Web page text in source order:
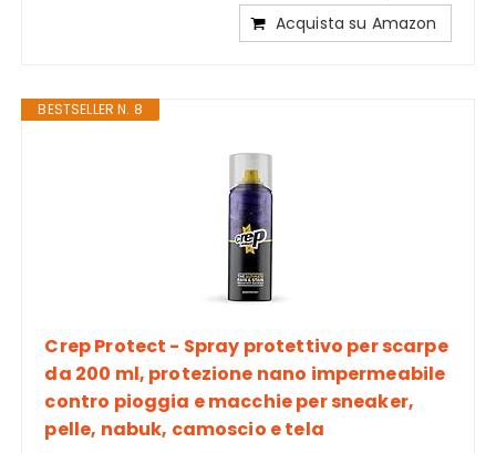
Acquista su Amazon
BESTSELLER N. 8
Crep Protect - Spray protettivo per scarpe
da 200 ml, protezione nano impermeabile
contro pioggia e macchie per sneaker,
pelle, nabuk, camoscio e tela